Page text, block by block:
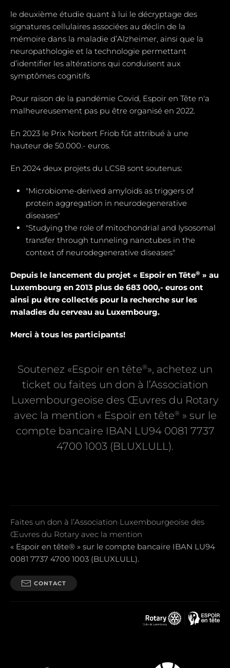
le deuxième étudie quant à lui le décryptage des
signatures cellulaires associées au déclin de la
mémoire dans la maladie d’Alzheimer, ainsi que la
neuropathologie et la technologie permettant
d’identifier les altérations qui conduisent aux
symptômes cognitifs
Pour raison de la pandémie Covid, Espoir en Tête n'a
malheureusement pas pu être organisé en 2022.
En 2023 le Prix Norbert Friob fût attribué à une
hauteur de 50.000.- euros.
En 2024 deux projets du LCSB sont soutenus:
"Microbiome-derived amyloids as triggers of
protein aggregation in neurodegenerative
diseases"
"Studying the role of mitochondrial and Iysosomal
transfer through tunneling nanotubes in the
context of neurodegenerative diseases"
Depuis le lancement du projet « Espoir en Tête® » au
Luxembourg en 2013 plus de 683 000,- euros ont
ainsi pu être collectés pour la recherche sur les
maladies du cerveau au Luxembourg.
Merci à tous les participants!
Soutenez «Espoir en tête®», achetez un
ticket ou faites un don à l’Association
Luxembourgeoise des Œuvres du Rotary
avec la mention « Espoir en tête® » sur le
compte bancaire IBAN LU94 0081 7737
4700 1003 (BLUXLULL).
Faites un don à l’Association Luxembourgeoise des
Œuvres du Rotary avec la mention
« Espoir en tête® » sur le compte bancaire IBAN LU94
0081 7737 4700 1003 (BLUXLULL).
CONTACT